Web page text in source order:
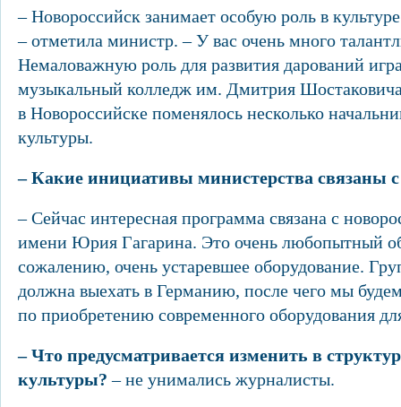
– Новороссийск занимает особую роль в
– отметила министр. – У вас очень много
Немаловажную роль для развития дарований
музыкальный колледж им. Дмитрия
в Новороссийске поменялось несколько
культуры.
– Какие инициативы министерства связаны
– Сейчас интересная программа связана с
имени Юрия Гагарина. Это очень любопытный
сожалению, очень устаревшее оборудование.
должна выехать в Германию, после чего мы
по приобретению современного оборудования
– Что предусматривается изменить в
культуры?– не унимались журналисты.